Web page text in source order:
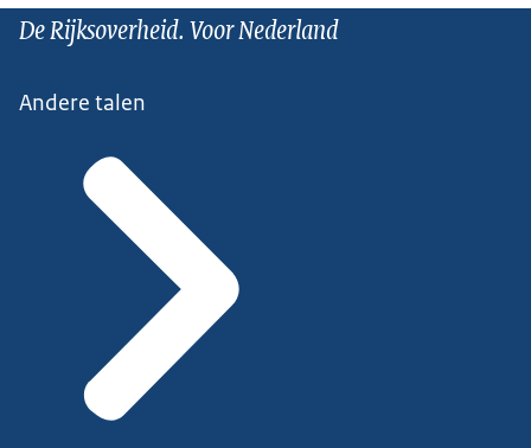
De Rijksoverheid. Voor Nederland
Andere talen